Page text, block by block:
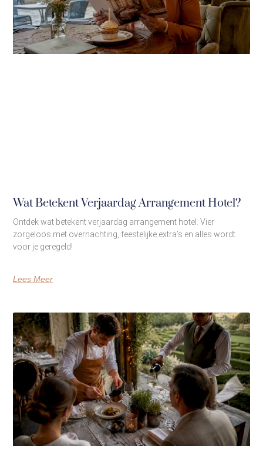
Wat Betekent Verjaardag Arrangement Hotel?
Ontdek wat betekent verjaardag arrangement hotel. Vier
zorgeloos met overnachting, feestelijke extra’s en alles wordt
voor je geregeld!
Lees Meer